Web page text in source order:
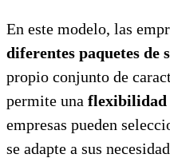
En este modelo, las
diferentes paquetes de
propio conjunto de
permite una flexibilidad
empresas pueden
se adapte a sus